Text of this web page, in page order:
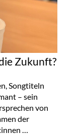
Zukunft?
Songtiteln
– sein
von
der
…